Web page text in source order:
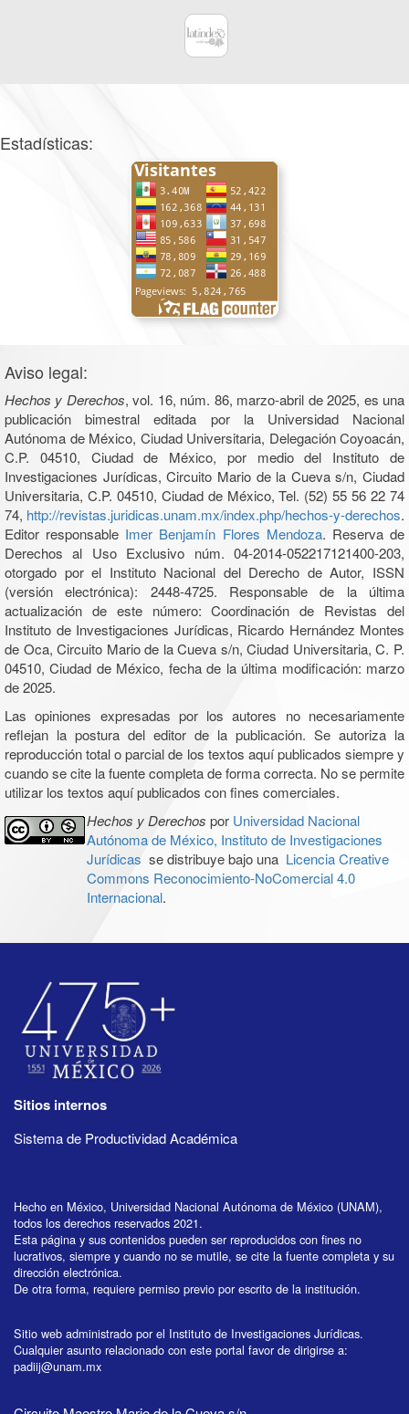
Estadísticas:
Aviso legal:
Hechos y Derechos, vol. 16, núm. 86, marzo-abril de 2025, es una
publicación bimestral editada por la Universidad Nacional
Autónoma de México, Ciudad Universitaria, Delegación Coyoacán,
C.P. 04510, Ciudad de México, por medio del Instituto de
Investigaciones Jurídicas, Circuito Mario de la Cueva s/n, Ciudad
Universitaria, C.P. 04510, Ciudad de México, Tel. (52) 55 56 22 74
74, http://revistas.juridicas.unam.mx/index.php/hechos-y-derechos.
Editor responsable Imer Benjamín Flores Mendoza. Reserva de
Derechos al Uso Exclusivo núm. 04-2014-052217121400-203,
otorgado por el Instituto Nacional del Derecho de Autor, ISSN
(versión electrónica): 2448-4725. Responsable de la última
actualización de este número: Coordinación de Revistas del
Instituto de Investigaciones Jurídicas, Ricardo Hernández Montes
de Oca, Circuito Mario de la Cueva s/n, Ciudad Universitaria, C. P.
04510, Ciudad de México, fecha de la última modificación: marzo
de 2025.
Las opiniones expresadas por los autores no necesariamente
reflejan la postura del editor de la publicación. Se autoriza la
reproducción total o parcial de los textos aquí publicados siempre y
cuando se cite la fuente completa de forma correcta. No se permite
utilizar los textos aquí publicados con fines comerciales.
Hechos y Derechos por Universidad Nacional
Autónoma de México, Instituto de Investigaciones
Jurídicas se distribuye bajo una Licencia Creative
Commons Reconocimiento-NoComercial 4.0
Internacional.
Sitios internos
Sistema de Productividad Académica
Hecho en México, Universidad Nacional Autónoma de México (UNAM),
todos los derechos reservados 2021.
Esta página y sus contenidos pueden ser reproducidos con fines no
lucrativos, siempre y cuando no se mutile, se cite la fuente completa y su
dirección electrónica.
De otra forma, requiere permiso previo por escrito de la institución.
Sitio web administrado por el Instituto de Investigaciones Jurídicas.
Cualquier asunto relacionado con este portal favor de dirigirse a:
padiij@unam.mx